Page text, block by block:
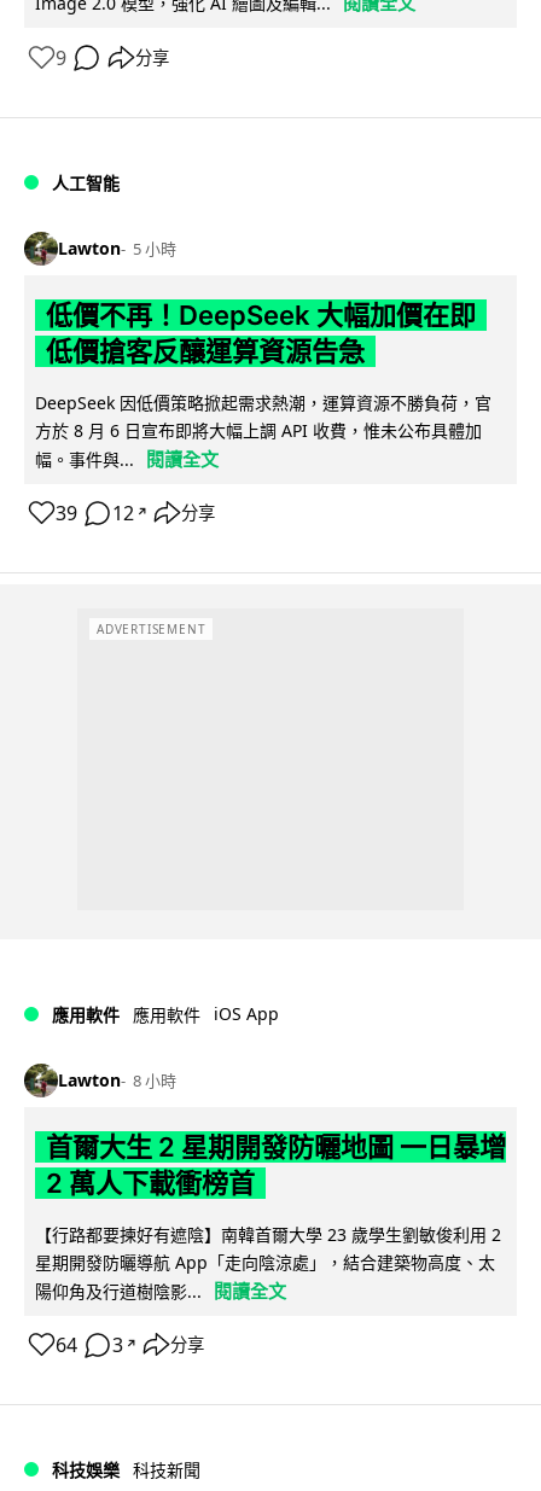
9 分享
人工智能
Lawton 5 小時
低價不再！DeepSeek 大幅加價在即
低價搶客反釀運算資源告急
DeepSeek 因低價策略掀起需求熱潮，運算資源不勝負荷，官
方於 8 月 6 日宣布即將大幅上調 API 收費，惟未公布具體加
幅。事件與...
閱讀全文
39 12 ↗ 分享
ADVERTISEMENT
應用軟件 應用軟件 iOS App
Lawton 8 小時
首爾大生 2 星期開發防曬地圖 一日暴增
2 萬人下載衝榜首
【行路都要揀好有遮陰】南韓首爾大學 23 歲學生劉敏俊利用 2
星期開發防曬導航 App「走向陰涼處」，結合建築物高度、太
陽仰角及行道樹陰影...
閱讀全文
64 3 ↗ 分享
科技娛樂 科技新聞